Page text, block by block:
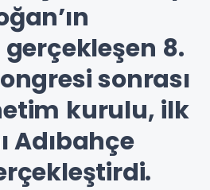
gerçekleşen 8.
sonrası
kurulu, ilk
Adıbahçe